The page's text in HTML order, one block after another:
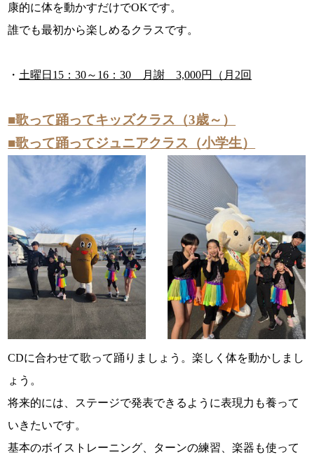
康的に体を動かすだけでOKです。
誰でも最初から楽しめるクラスです。
・ 土曜日15：30～16：30 月謝 3,000円（月2回
■歌って踊ってキッズクラス（3歳～）
■歌って踊ってジュニアクラス（小学生）
CDに合わせて歌って踊りましょう。楽しく体を動かしまし
ょう。
将来的には、ステージで発表できるように表現力も養って
いきたいです。
基本のボイストレーニング、ターンの練習、楽器も使って